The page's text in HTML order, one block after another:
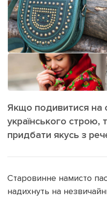
ІНШЕ
Інтерв'ю
Репортаж
Розслідування
Погляди
Ініціативи
Лонгріди
Зв'язатися з нами
Якщо подивитися на
українського строю,
придбати якусь з
Старовинне намисто
надихнуть на